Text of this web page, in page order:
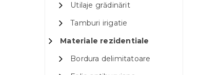
Utilaje grădinărit
Tamburi irigatie
Materiale rezidentiale
Bordura delimitatoare